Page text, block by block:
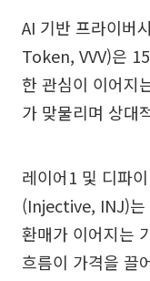
AI 기반 프라이버
Token, VVV)은
한 관심이 이어지
가 맞물리며 상대
레이어1 및 디파
(Injective, INJ)는
환매가 이어지는
흐름이 가격을 끌